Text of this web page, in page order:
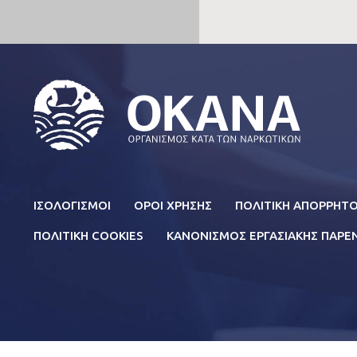
Σε όλες τις κατηγορίες της ιστοσελίδας μας θα
πληροφορίες για το έργο του ΟΚΑΝΑ και τα
σε όλους τους τομείς των δραστηριοτήτων
κατηγορία FAQ θα βρείτε πιο εξειδικευμένα
και θεραπείας αλλά και πληροφορίες για τις
πληροφορία που δεν μπορείτε να βρείτε μέσα
Αν χρειάζεστε βοήθεια, υποστήριξη ή
MENU
ΙΣΟΛΟΓΙΣΜΟΙ ΟΡΟΙ ΧΡΗΣΗΣ ΠΟΛΙΤΙΚΗ
ΠΟΛΙΤΙΚΗ COOKIES ΚΑΝΟΝΙΣΜΟΣ ΕΡΓΑΣΙΑΚΗΣ